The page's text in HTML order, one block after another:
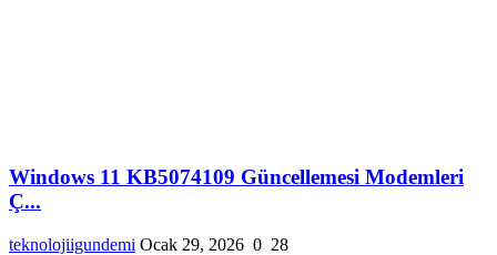
Windows 11 KB5074109 Güncellemesi Modemleri
Ç...
teknolojiigundemi Ocak 29, 2026 0 28